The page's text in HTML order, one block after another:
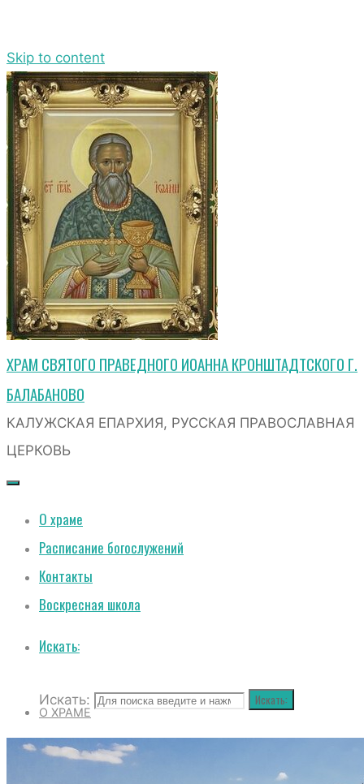
Skip to content
ХРАМ СВЯТОГО ПРАВЕДНОГО ИОАННА КРОНШТАДТСКОГО Г.
БАЛАБАНОВО
КАЛУЖСКАЯ ЕПАРХИЯ, РУССКАЯ ПРАВОСЛАВНАЯ
ЦЕРКОВЬ
О храме
Расписание богослужений
Контакты
Воскресная школа
Искать:
Искать: Искать:
О ХРАМЕ
РАСПИСАНИЕ БОГОСЛУЖЕНИЙ